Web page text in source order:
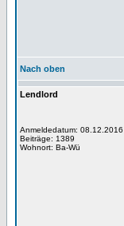
Nach oben
Lendlord
Anmeldedatum: 08.12.2016
Beiträge: 1389
Wohnort: Ba-Wü